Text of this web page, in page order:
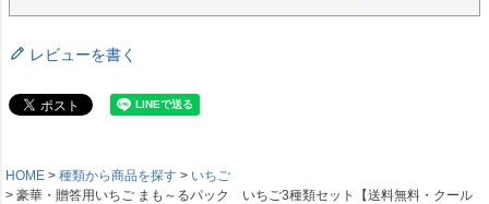
レビューを書く
HOME 種類から商品を探す
いちご
豪華・贈答用いちご まも～るパック いちご3種類セット【送料無料・クール